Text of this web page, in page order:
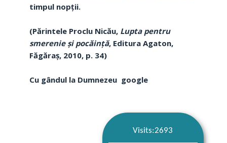
timpul nopţii.
(Părintele Proclu Nicău, Lupta pentru
smerenie și pocăință, Editura Agaton,
Făgăraș, 2010, p. 34)
Cu gândul la Dumnezeu google
Visits:2693